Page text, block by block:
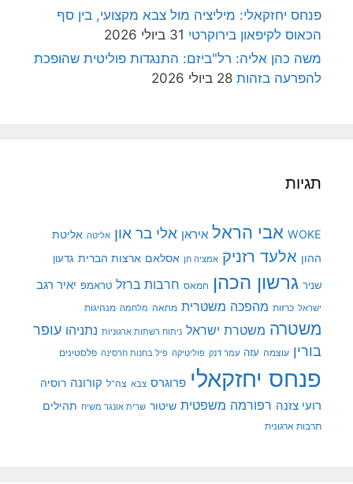
פנחס יחזקאלי: מיליציה מול צבא מקצועי, בין סף
הכאוס לקיפאון בירוקרטי 31 ביולי 2026
משה כהן אליה: רל"ביזם: התנגדות פוליטית שהופכת
להפרעה בזהות 28 ביולי 2026
תגיות
WOKE אבי הראל איראן אלי בר און אליטה אליטת
ההון אלעד רזניק אמציה חן אסלאם ארצות הברית גדעון
שניר גרשון הכהן חמאס חרבות ברזל טראמפ יאיר רגב
ישראל כרזות מהפכה משטרית מחאה מלחמה מנהיגות
משטרה משטרת ישראל ניתוח רשתות ארגוניות נתניהו עופר
בורין עוצמה עזה עמר דנק פוליטיקה פיל בחנות חרסינה פלסטינים
פנחס יחזקאלי פרוגרס צבא צה"ל קורונה רוסיה
רועי צזנה רפורמה משפטית שיטור שרית אונגר משיח תהילים
תרבות ארגונית